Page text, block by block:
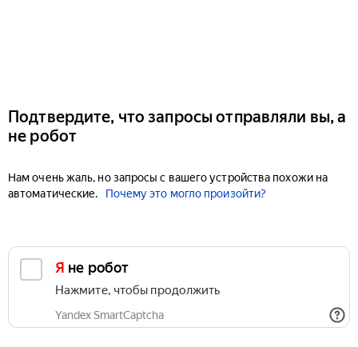
Подтвердите, что запросы отправляли вы, а
не робот
Нам очень жаль, но запросы с вашего устройства похожи на
автоматические.
Почему это могло произойти?
Я не робот
Нажмите, чтобы продолжить
Yandex SmartCaptcha